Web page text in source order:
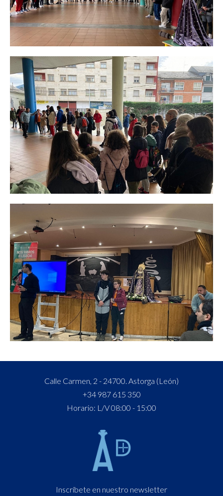
Calle Carmen, 2 - 24700. Astorga (León)
+34 987 615 350
Horario: L/V 08:00 - 15:00
Inscríbete en nuestro newsletter